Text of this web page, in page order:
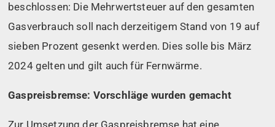
beschlossen: Die Mehrwertsteuer auf den gesamten
Gasverbrauch soll nach derzeitigem Stand von 19 auf
sieben Prozent gesenkt werden. Dies solle bis März
2024 gelten und gilt auch für Fernwärme.
Gaspreisbremse: Vorschläge wurden gemacht
Zur Umsetzung der Gaspreisbremse hat eine